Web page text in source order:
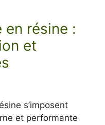
résine :
et
s’imposent
et performante